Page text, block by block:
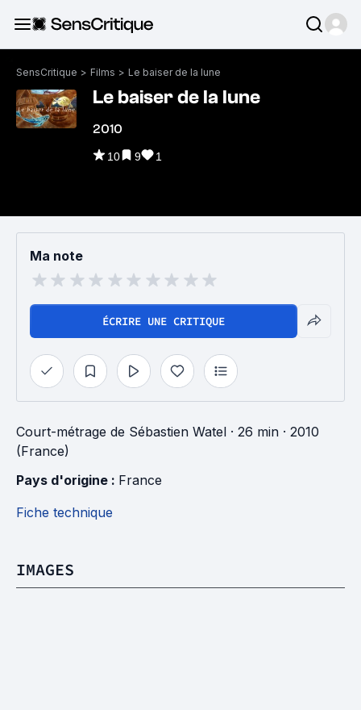
SensCritique > Films > Le baiser de la lune
Le baiser de la lune
2010
10 9 1
Ma note
ÉCRIRE UNE CRITIQUE
Court-métrage de Sébastien Watel · 26 min · 2010
(France)
Pays d'origine : France
Fiche technique
IMAGES